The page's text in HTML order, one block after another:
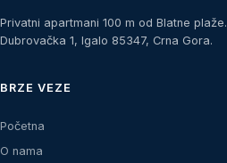
Privatni apartmani 100 m od Blatne plaže.
Dubrovačka 1, Igalo 85347, Crna Gora.
BRZE VEZE
Početna
O nama